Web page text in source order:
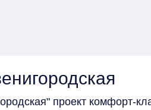
проект комфорт-